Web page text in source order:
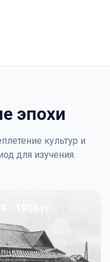
эпохи
культур и
для изучения.
1906 гг